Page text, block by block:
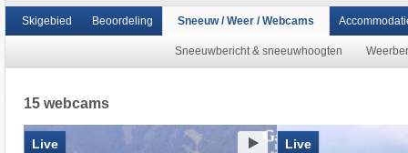
Skigebied Beoordeling Sneeuw / Weer / Webcams
Sneeuwbericht & sneeuwhoogten
15 webcams
Live Live